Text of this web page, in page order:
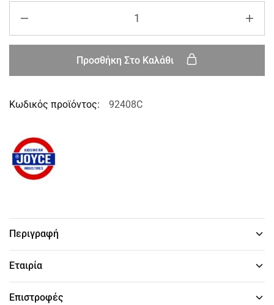
Προσθήκη Στο Καλάθι
Κωδικός προϊόντος: 92408C
Περιγραφή
Εταιρία
Επιστροφές